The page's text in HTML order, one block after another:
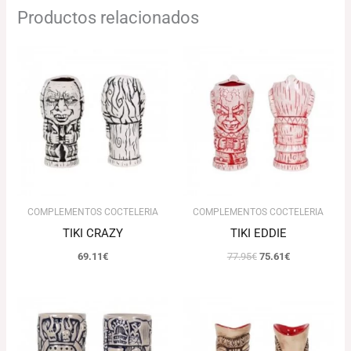
Productos relacionados
COMPLEMENTOS COCTELERIA
TIKI CRAZY
69.11€
COMPLEMENTOS COCTELERIA
TIKI EDDIE
77.95€
original
era:
77.95€.
75.61€
actual
es:
75.61€.